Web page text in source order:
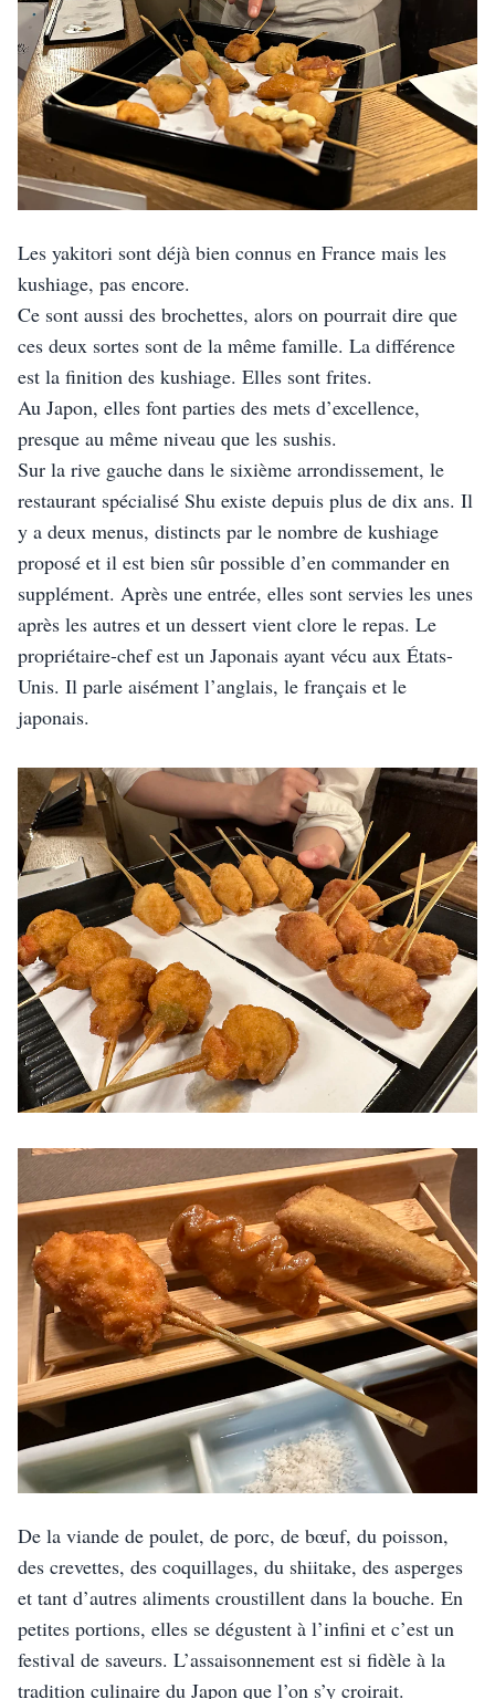
Les yakitori sont déjà bien connus en France mais les
kushiage, pas encore.
Ce sont aussi des brochettes, alors on pourrait dire que
ces deux sortes sont de la même famille. La différence
est la finition des kushiage. Elles sont frites.
Au Japon, elles font parties des mets d’excellence,
presque au même niveau que les sushis.
Sur la rive gauche dans le sixième arrondissement, le
restaurant spécialisé Shu existe depuis plus de dix ans. Il
y a deux menus, distincts par le nombre de kushiage
proposé et il est bien sûr possible d’en commander en
supplément. Après une entrée, elles sont servies les unes
après les autres et un dessert vient clore le repas. Le
propriétaire-chef est un Japonais ayant vécu aux États-
Unis. Il parle aisément l’anglais, le français et le
japonais.
De la viande de poulet, de porc, de bœuf, du poisson,
des crevettes, des coquillages, du shiitake, des asperges
et tant d’autres aliments croustillent dans la bouche. En
petites portions, elles se dégustent à l’infini et c’est un
festival de saveurs. L’assaisonnement est si fidèle à la
tradition culinaire du Japon que l’on s’y croirait.